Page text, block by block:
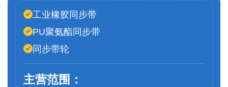
工业橡胶同步带
PU聚氨酯同步带
同步带轮
主营范围：